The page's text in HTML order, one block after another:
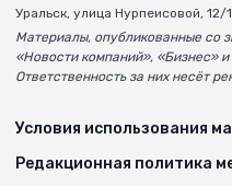
Уральск, улица Нурпеисовой,
Материалы, опубликованные со
«Новости компаний», «Бизнес»
Ответственность за них несёт
Условия использования
Редакционная политика